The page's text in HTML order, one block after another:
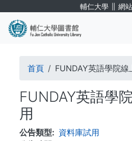
輔仁大學 ∥ 網
導
連
結
首頁 FUNDAY英語學院線
FUNDAY英語學
用
公告類型
資料庫試用